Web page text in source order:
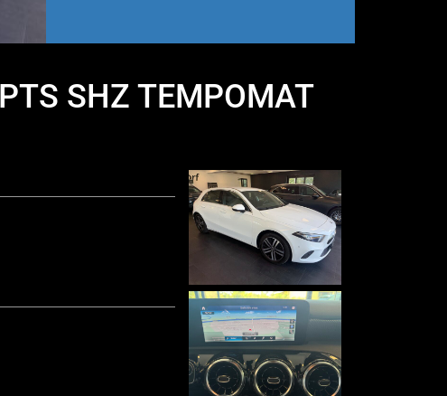
SHZ TEMPOMAT